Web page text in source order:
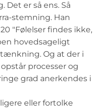
er så ens. Så
stemning. Han
"Følelser findes ikke,
hovedsageligt
Og at der i
processer og
grad anerkendes i
eller fortolke